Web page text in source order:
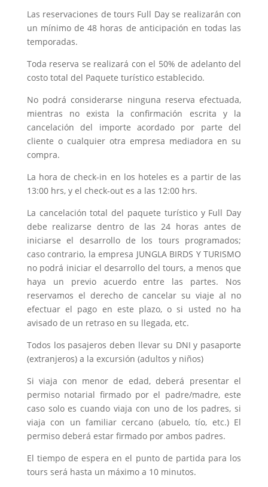
Las reservaciones de tours Full Day se realizarán con
un mínimo de 48 horas de anticipación en todas las
temporadas.
Toda reserva se realizará con el 50% de adelanto del
costo total del Paquete turístico establecido.
No podrá considerarse ninguna reserva efectuada,
mientras no exista la confirmación escrita y la
cancelación del importe acordado por parte del
cliente o cualquier otra empresa mediadora en su
compra.
La hora de check-in en los hoteles es a partir de las
13:00 hrs, y el check-out es a las 12:00 hrs.
La cancelación total del paquete turístico y Full Day
debe realizarse dentro de las 24 horas antes de
iniciarse el desarrollo de los tours programados;
caso contrario, la empresa JUNGLA BIRDS Y TURISMO
no podrá iniciar el desarrollo del tours, a menos que
haya un previo acuerdo entre las partes.
Nos
reservamos el derecho de cancelar su viaje al no
efectuar el pago en este plazo, o si usted no ha
avisado de un retraso en su llegada, etc.
Todos los pasajeros deben llevar su DNI y pasaporte
(extranjeros) a la excursión (adultos y niños)
Si viaja con menor de edad, deberá presentar el
permiso notarial firmado por el padre/madre, este
caso solo es cuando viaja con uno de los padres, si
viaja con un familiar cercano (abuelo, tío, etc.) El
permiso deberá estar firmado por ambos padres.
El tiempo de espera en el punto de partida para los
tours será hasta un máximo a 10 minutos.